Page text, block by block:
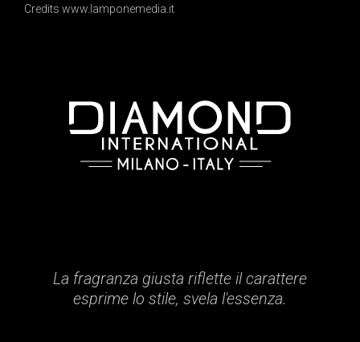
Credits www.lamponemedia.it
La fragranza giusta riflette il carattere
esprime lo stile, svela l'essenza.